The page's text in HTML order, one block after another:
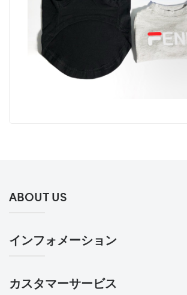
ABOUT US
インフォメーション
カスタマーサービス